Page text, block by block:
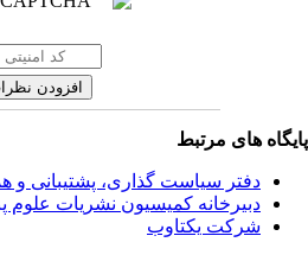
های مرتبط
دفتر سیاست گذاری، پشتیبانی و
دبیرخانه کمیسیون نشریات علوم
شرکت یکتاوب